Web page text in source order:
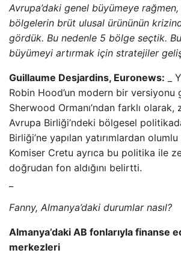
Avrupa’daki genel büyümeye rağmen,
bölgelerin brüt ulusal ürününün
gördük. Bu nedenle 5 bölge seçtik.
büyümeyi artırmak için stratejiler
Guillaume Desjardins, Euronews: _
Robin Hood’un modern bir versiyonu
Sherwood Ormanı’ndan farklı olarak,
Avrupa Birliği’ndeki bölgesel
Birliği’ne yapılan yatırımlardan
Komiser Cretu ayrıca bu politika ile
doğrudan fon aldığını belirtti.
Fanny, Almanya’daki durumlar nasıl?
Almanya’daki AB fonlarıyla finanse
merkezleri